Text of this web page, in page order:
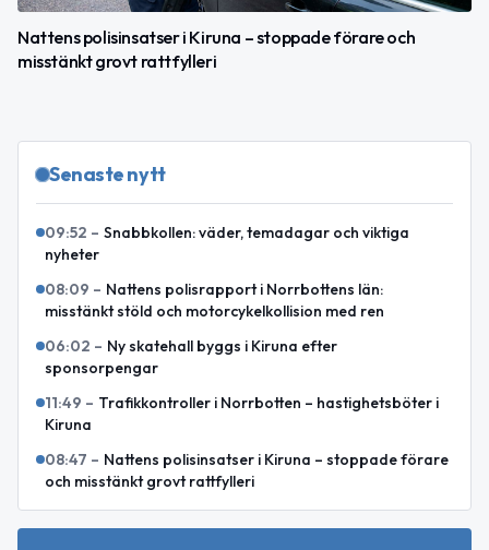
Nattens polisinsatser i Kiruna – stoppade förare och
misstänkt grovt rattfylleri
Senaste nytt
09:52 – Snabbkollen: väder, temadagar och viktiga
nyheter
08:09 – Nattens polisrapport i Norrbottens län:
misstänkt stöld och motorcykelkollision med ren
06:02 – Ny skatehall byggs i Kiruna efter
sponsorpengar
11:49 – Trafikkontroller i Norrbotten – hastighetsböter i
Kiruna
08:47 – Nattens polisinsatser i Kiruna – stoppade förare
och misstänkt grovt rattfylleri